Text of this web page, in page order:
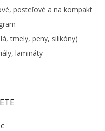
posteľové a na kompakt
tmely, peny, silikóny)
lamináty